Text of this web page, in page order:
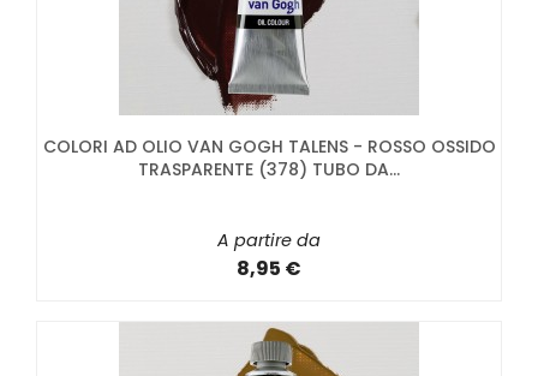
COLORI AD OLIO VAN GOGH TALENS - ROSSO OSSIDO
TRASPARENTE (378) TUBO DA...
A partire da
8,95 €